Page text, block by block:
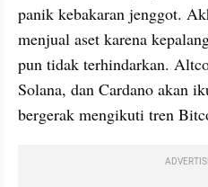
panik kebakaran jenggot.
menjual aset karena
pun tidak terhindarkan.
Solana, dan Cardano akan
bergerak mengikuti tren